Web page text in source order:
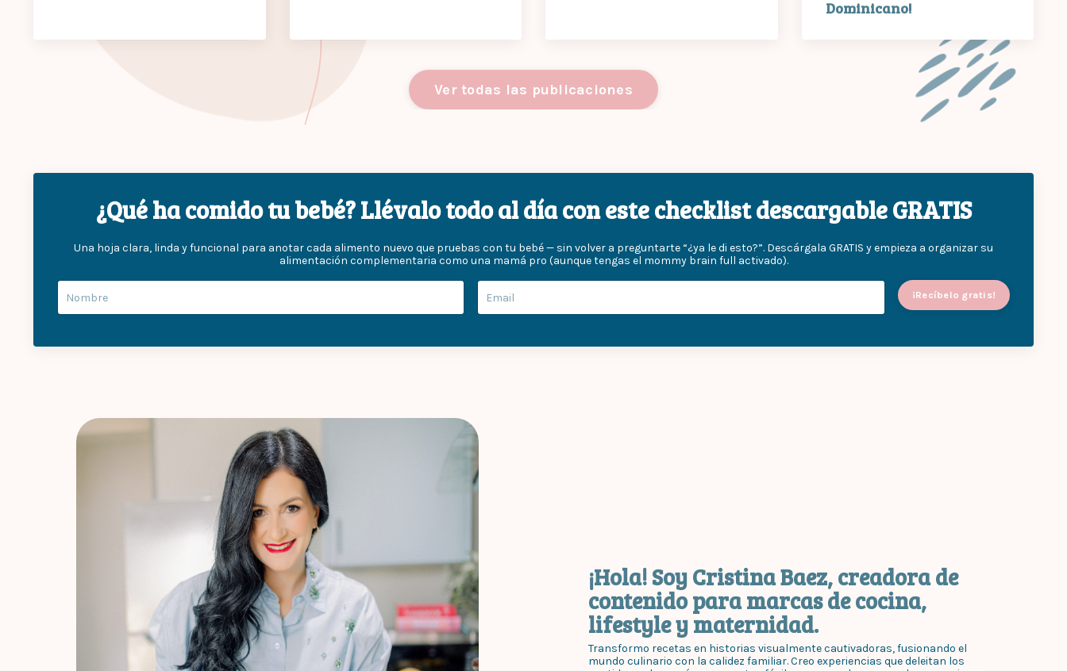
Dominicano!
Ver todas las publicaciones
¿Qué ha comido tu bebé? Llévalo todo al día con este checklist descargable GRATIS
Una hoja clara, linda y funcional para anotar cada alimento nuevo que pruebas con tu bebé — sin volver a preguntarte “¿ya le di esto?”. Descárgala GRATIS y empieza a organizar su
alimentación complementaria como una mamá pro (aunque tengas el mommy brain full activado).
¡Recíbelo gratis!
¡Hola! Soy Cristina Baez, creadora de
contenido para marcas de cocina,
lifestyle y maternidad.
Transformo recetas en historias visualmente cautivadoras, fusionando el
mundo culinario con la calidez familiar. Creo experiencias que deleitan los